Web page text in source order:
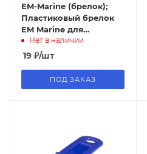
EM-Marine (брелок);
Пластиковый брелок
EM Marine для
радиочастотных СКУД,
рабочая частота 125
Read Only, пластик
ABS, 52 х 35 х 2 мм
Нет в наличии
19 ₽/шт
ПОД ЗАКАЗ